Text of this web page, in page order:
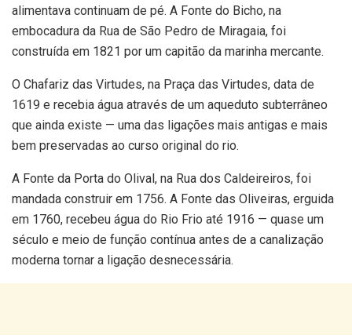
alimentava continuam de pé. A Fonte do Bicho, na
embocadura da Rua de São Pedro de Miragaia, foi
construída em 1821 por um capitão da marinha mercante.
O Chafariz das Virtudes, na Praça das Virtudes, data de
1619 e recebia água através de um aqueduto subterrâneo
que ainda existe — uma das ligações mais antigas e mais
bem preservadas ao curso original do rio.
A Fonte da Porta do Olival, na Rua dos Caldeireiros, foi
mandada construir em 1756. A Fonte das Oliveiras, erguida
em 1760, recebeu água do Rio Frio até 1916 — quase um
século e meio de função contínua antes de a canalização
moderna tornar a ligação desnecessária.